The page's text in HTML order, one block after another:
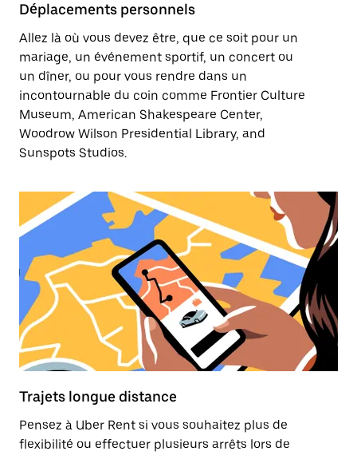
Déplacements personnels
Allez là où vous devez être, que ce soit pour un
mariage, un événement sportif, un concert ou
un dîner, ou pour vous rendre dans un
incontournable du coin comme Frontier Culture
Museum, American Shakespeare Center,
Woodrow Wilson Presidential Library, and
Sunspots Studios.
Trajets longue distance
Pensez à Uber Rent si vous souhaitez plus de
flexibilité ou effectuer plusieurs arrêts lors de